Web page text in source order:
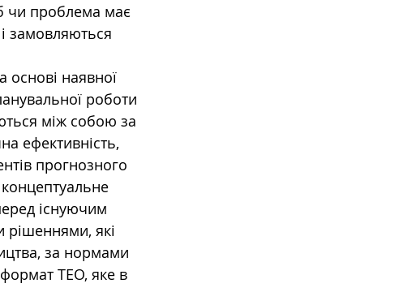
чи проблема має
замовляються
наявної
роботи
між собою за
ефективність,
прогнозного
існуючим
рішеннями, які
за нормами
ТЕО, яке в